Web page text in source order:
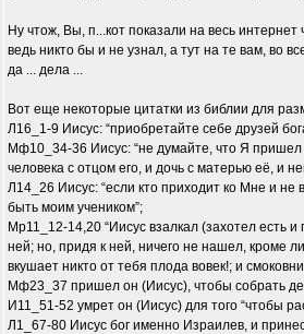
Ну чтож, Вы, п...кот показали на весь
ведь никто бы и не узнал, а тут на те вам, во
да ... дела ...
Вот еще некоторые цитатки из библии для
Л16_1-9 Иисус: “приобретайте себе друзей
Мф10_34-36 Иисус: “не думайте, что Я
человека с отцом его, и дочь с матерью её, и
Л14_26 Иисус: “если кто приходит ко Мне и
быть моим учеником”;
Mp11_12-14,20 “Иисус взалкал (захотел есть
ней; но, придя к ней, ничего не нашел, кроме
вкушает никто от тебя плода вовек!; и
Мф23_37 пришел он (Иисус), чтобы собрать
И11_51-52 умрет он (Иисус) для того “чтобы
Л1_67-80 Иисус бог именно Израилев, и